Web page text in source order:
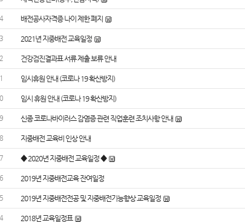
배전공사자격증 나이 제한 폐지
2021년 지중배전 교육일정
건강검진결과표 서류 제출 보류 안내
임시휴원 안내 (코로나 19 확산방지)
임시 휴원 안내 (코로나 19 확산방지)
신종 코로나바이러스 감염증 관련 직업훈련 조치사항 안내
지중배전 교육비 인상 안내
◆ 2020년 지중배전 교육일정 ◆
2019년 지중배전교육 잔여일정
2019년 지중배전전공 및 지중배전기능향상 교육일정
2018년 교육일정표